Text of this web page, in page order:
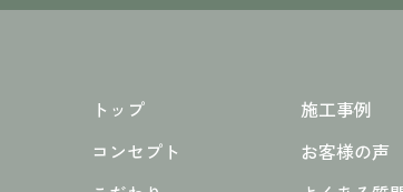
トップ
コンセプト
施工事例
お客様の声